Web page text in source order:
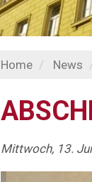
Home News
Mittwoch, 13.